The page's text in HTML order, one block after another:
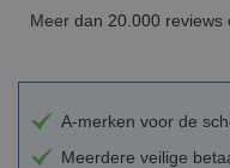
Meer dan 20.000 reviews
A-merken voor de
Meerdere veilige